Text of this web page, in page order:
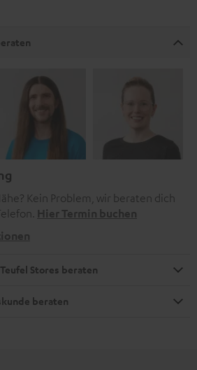
Kein Problem, wir beraten dich
Hier Termin buchen
Stores beraten
beraten